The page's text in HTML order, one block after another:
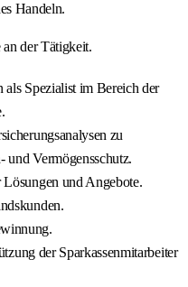
Handeln.
der Tätigkeit.
Spezialist im Bereich der
zu
und Vermögensschutz.
und Angebote.
der Sparkassenmitarbeiter